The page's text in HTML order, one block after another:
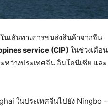
นเส้นทางการขนส่งสินค้าจากจีน
service (CIP) ในช่วงเดือน
หว่างประเทศจีน อินโดนีเซีย และ
ในประเทศจีนไปยัง Ningbo –